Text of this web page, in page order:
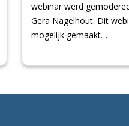
webinar werd
Gera Nagelhout. Dit
mogelijk gemaakt…